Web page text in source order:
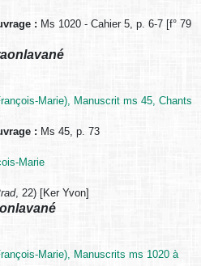
: Ms 1020 - Cahier 5, p. 6-7 [f° 79
Marie), Manuscrit ms 45, Chants
: Ms 45, p. 73
Marie
, 22) [Ker Yvon]
Marie), Manuscrits ms 1020 à